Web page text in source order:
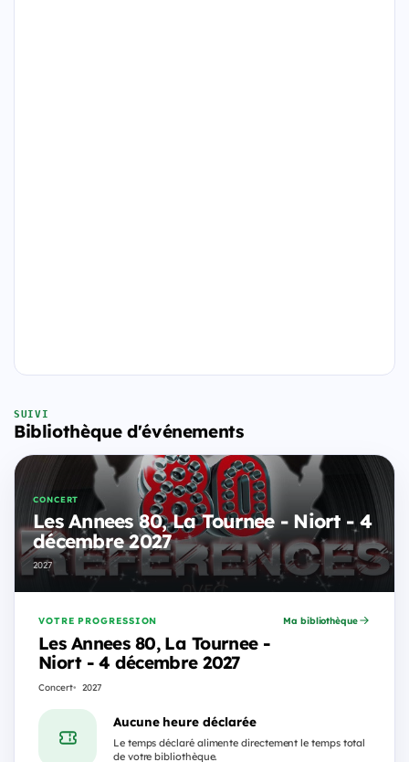
SUIVI
Bibliothèque d'événements
CONCERT
Les Annees 80, La Tournee - Niort - 4
décembre 2027
2027
VOTRE PROGRESSION
Les Annees 80, La Tournee -
Niort - 4 décembre 2027
Concert 2027
Ma bibliothèque
Aucune heure déclarée
Le temps déclaré alimente directement le temps total
de votre bibliothèque.